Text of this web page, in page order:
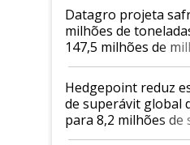
Datagro projeta
milhões de
147,5 milhões de
2026/27
Hedgepoint reduz
de superávit global
para 8,2 milhões de